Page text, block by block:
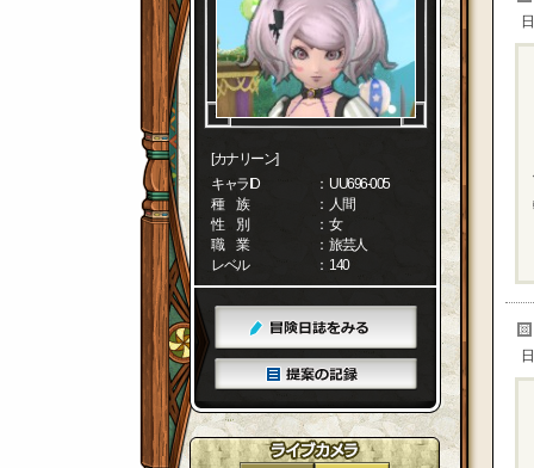
[カナリーン]
キャラID
： UU696-005
種 族
： 人間
性 別
： 女
職 業
： 旅芸人
レベル
： 140